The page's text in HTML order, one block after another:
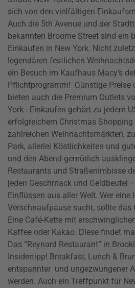
sich von den vielfältigen
Auch die 5th Avenue und der
bekannten Broome Street sind ein
Einkaufen in New York. Nicht
legendären festlichen
ein Besuch im Kaufhaus Macy’s
Pflichtprogramm! Günstige Preise
bieten auch die Premium Outlets
York - Einkaufen gehört zu jedem
erfolgreichem Christmas
zahlreichen Weihnachtsmärkten,
Park, allerlei Köstlichkeiten und
und den Abend gemütlich
Restaurants und Straßenimbisse
jeden Geschmack und Geldbeutel
Einflüssen aus aller Welt. Wer eine
Verschnaufpause sucht, sollte das
Eine Café-Kette mit
Kaffee oder Kakao. Diese findet
Das “Reynard Restaurant” in
Insidertipp! Breakfast, Lunch &
entspannter und ungezwungener
werden. Auch ein Treffpunkt für